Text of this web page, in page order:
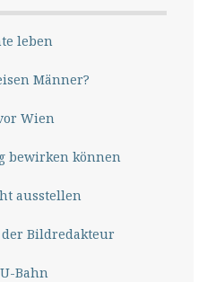
leben
Männer?
Wien
bewirken können
ausstellen
der Bildredakteur
Bahn